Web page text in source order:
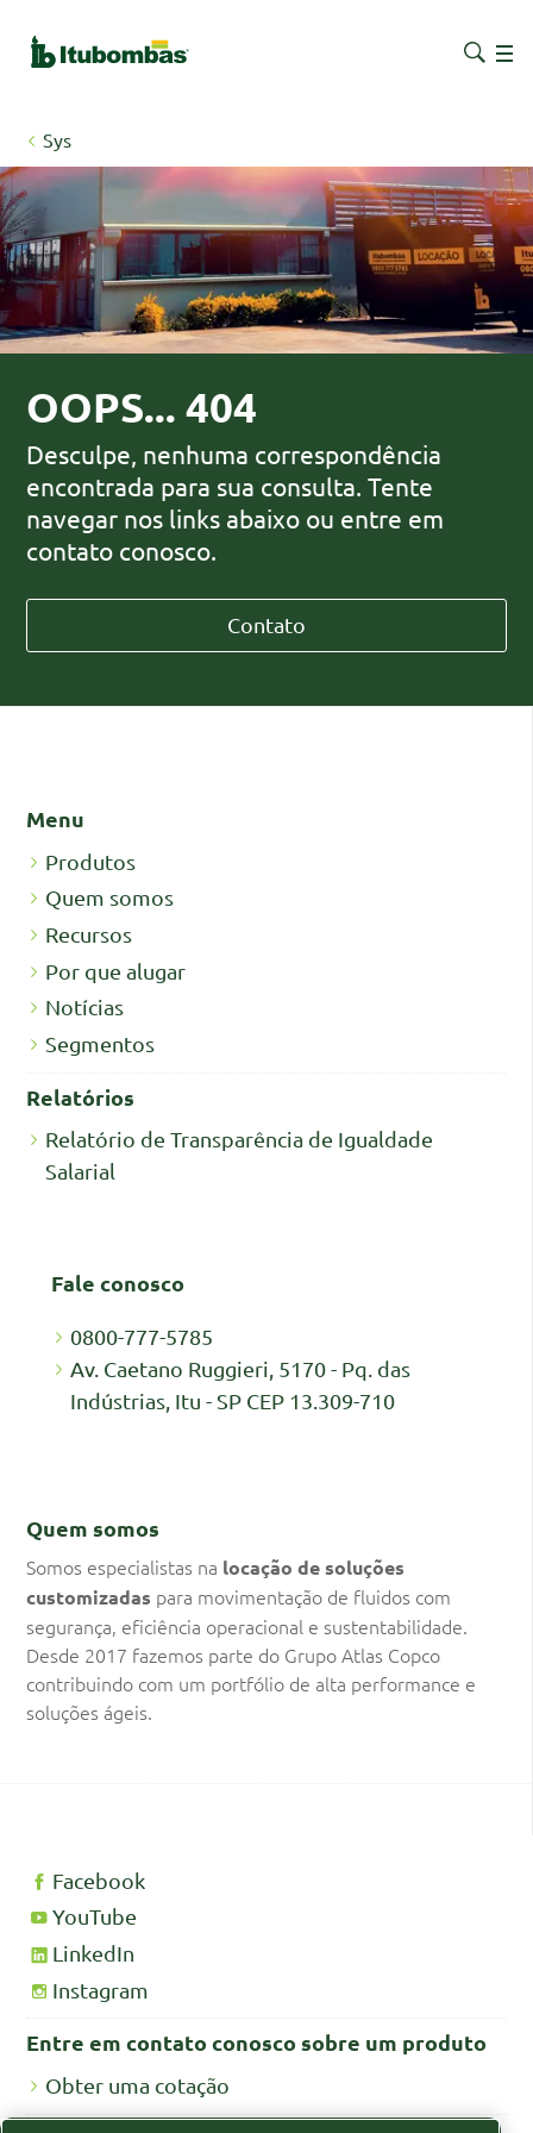
Sys
OOPS... 404
Desculpe, nenhuma correspondência
encontrada para sua consulta. Tente
navegar nos links abaixo ou entre em
contato conosco.
Contato
Menu
Produtos
Quem somos
Recursos
Por que alugar
Notícias
Segmentos
Relatórios
Relatório de Transparência de Igualdade
Salarial
Fale conosco
0800-777-5785
Av. Caetano Ruggieri, 5170 - Pq. das
Indústrias, Itu - SP CEP 13.309-710
Quem somos
Somos especialistas na locação de soluções
customizadas para movimentação de fluidos com
segurança, eficiência operacional e sustentabilidade.
Desde 2017 fazemos parte do Grupo Atlas Copco
contribuindo com um portfólio de alta performance e
soluções ágeis.
Facebook
YouTube
LinkedIn
Instagram
Entre em contato conosco sobre um produto
Obter uma cotação